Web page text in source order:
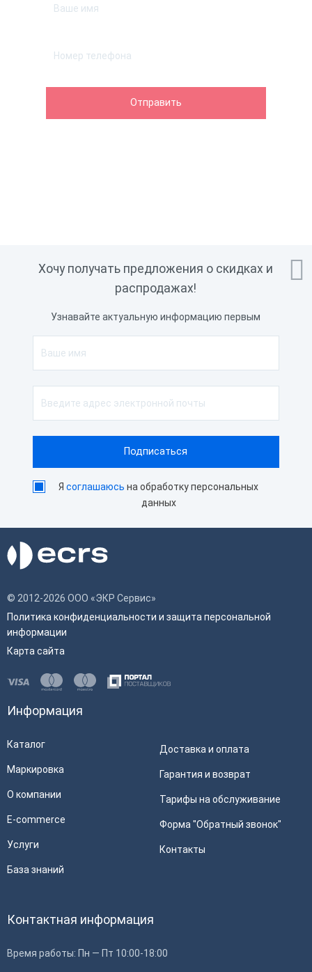

Хочу получать предложения о скидках и
распродажах!
Узнавайте актуальную информацию первым
Ясоглашаюсь на обработку персональных
данных
© 2012-2026 ООО «ЭКР Сервис»
Политика конфиденциальности и защита персональной
информации
Карта сайта
Информация
Каталог
Маркировка
О компании
E-commerce
Услуги
База знаний
Доставка и оплата
Гарантия и возврат
Тарифы на обслуживание
Форма "Обратный звонок"
Контакты
Контактная информация
Время работы: Пн — Пт 10:00-18:00